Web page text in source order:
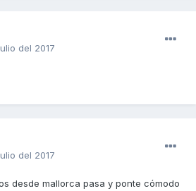
del 2017
del 2017
desde mallorca pasa y ponte cómodo